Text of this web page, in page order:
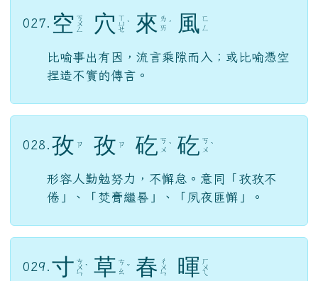
027. 空 ㄎ
ㄨ
ㄥ 穴 ㄒ
ㄩ
ㄝ
ˋ 來 ㄌ
ㄞ ˊ 風 ㄈ
ㄥ
比喻事出有因，流言乘隙而入；或比喻憑空
捏造不實的傳言。
028. 孜 ㄗ 孜 ㄗ 矻 ㄎ
ㄨ ˋ 矻 ㄎ
ㄨ ˋ
形容人勤勉努力，不懈怠。意同「孜孜不
倦」、「焚膏繼晷」、「夙夜匪懈」。
029. 寸 ㄘ
ㄨ
ㄣ
ˋ 草 ㄘ
ㄠ ˇ 春 ㄔ
ㄨ
ㄣ 暉 ㄏ
ㄨ
ㄟ